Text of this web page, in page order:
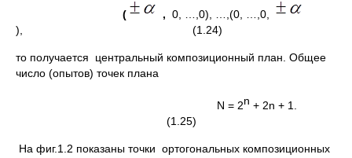
( , 0, …,0), …,(0, …,0,
), (1.24)
то получается центральный композиционный план. Общее
число (опытов) точек плана
N = 2n + 2n + 1.
(1.25)
На фиг.1.2 показаны точки ортогональных композиционных